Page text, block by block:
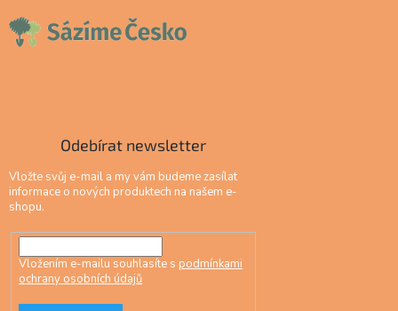
Odebírat newsletter
Vložte svůj e-mail a my vám budeme zasílat
informace o nových produktech na našem e-
shopu.
Vložením e-mailu souhlasíte s podmínkami
ochrany osobních údajů